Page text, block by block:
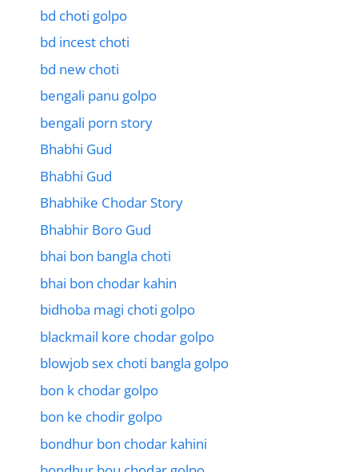
bd choti golpo
bd incest choti
bd new choti
bengali panu golpo
bengali porn story
Bhabhi Gud
Bhabhi Gud
Bhabhike Chodar Story
Bhabhir Boro Gud
bhai bon bangla choti
bhai bon chodar kahin
bidhoba magi choti golpo
blackmail kore chodar golpo
blowjob sex choti bangla golpo
bon k chodar golpo
bon ke chodir golpo
bondhur bon chodar kahini